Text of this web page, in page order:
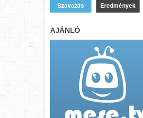
Eredmények
AJÁNLÓ